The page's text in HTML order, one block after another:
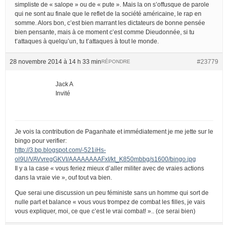
simpliste de « salope » ou de « pute ». Mais la on s’offusque de parole
qui ne sont au finale que le reflet de la société américaine, le rap en
somme. Alors bon, c’est bien marrant les dictateurs de bonne pensée
bien pensante, mais à ce moment c’est comme Dieudonnée, si tu
t’attaques à quelqu’un, tu t’attaques à tout le monde.
28 novembre 2014 à 14 h 33 min #23779
RÉPONDRE
Jack A
Invité
Je vois la contribution de Paganhate et immédiatement je me jette sur le
bingo pour verifier:
http://3.bp.blogspot.com/-521iHs-
ol9U/VAVvregGKVI/AAAAAAAAFxI/kt_K850mbbg/s1600/bingo.jpg
Il y a la case « vous feriez mieux d’aller militer avec de vraies actions
dans la vraie vie », ouf tout va bien.
Que serai une discussion un peu féministe sans un homme qui sort de
nulle part et balance « vous vous trompez de combat les filles, je vais
vous expliquer, moi, ce que c’est le vrai combat! ».. (ce serai bien)